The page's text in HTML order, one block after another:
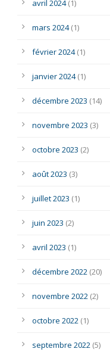
avril 2024(1)
mars 2024(1)
février 2024(1)
janvier 2024(1)
décembre 2023 (14)
novembre 2023 (3)
octobre 2023 (2)
août 2023 (3)
juillet 2023 (1)
juin 2023 (2)
avril 2023 (1)
décembre 2022 (20)
novembre 2022 (2)
octobre 2022 (1)
septembre 2022 (5)